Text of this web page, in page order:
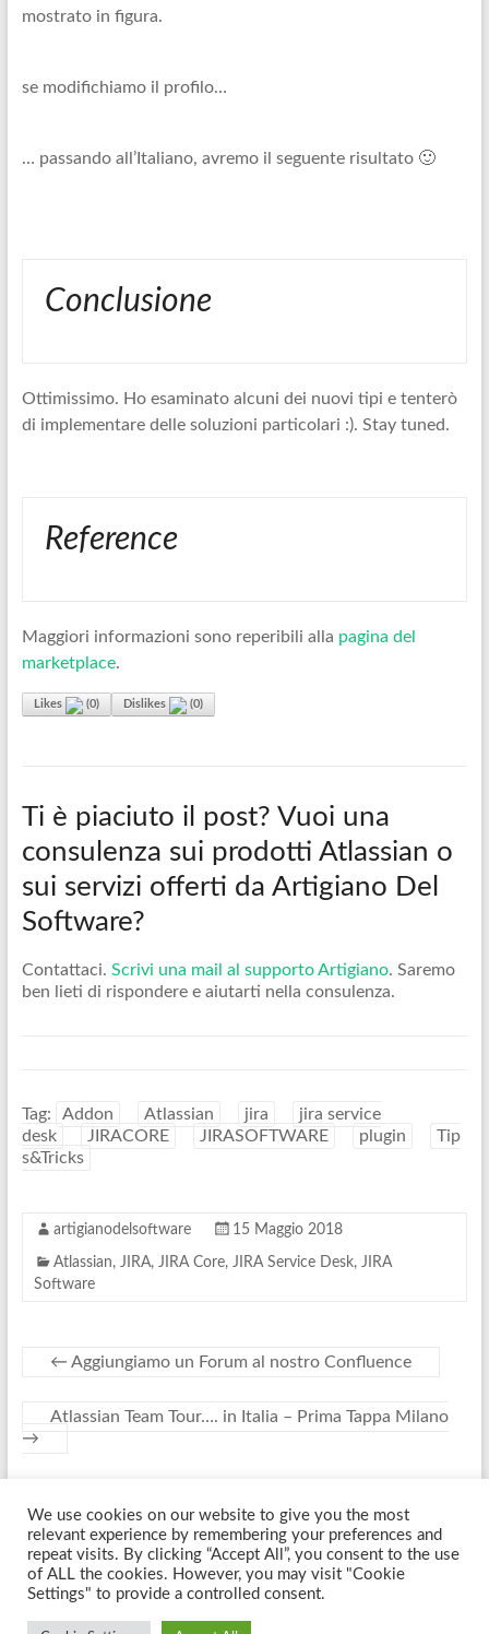
mostrato in figura.
se modifichiamo il profilo…
… passando all’Italiano, avremo il seguente risultato 🙂
Conclusione
Ottimissimo. Ho esaminato alcuni dei nuovi tipi e tenterò
di implementare delle soluzioni particolari :). Stay tuned.
Reference
Maggiori informazioni sono reperibili alla pagina del
marketplace.
Likes (0) Dislikes (0)
Ti è piaciuto il post? Vuoi una
consulenza sui prodotti Atlassian o
sui servizi offerti da Artigiano Del
Software?
Contattaci. Scrivi una mail al supporto Artigiano. Saremo
ben lieti di rispondere e aiutarti nella consulenza.
Tag: Addon Atlassian jira
jira service
desk
JIRACORE JIRASOFTWARE plugin
Tip
s&Tricks
artigianodelsoftware 15 Maggio 2018
Atlassian, JIRA, JIRA Core, JIRA Service Desk, JIRA
Software
← Aggiungiamo un Forum al nostro Confluence
Atlassian Team Tour…. in Italia – Prima Tappa Milano
→
Copyright © 2026Artigiano Del Software. Tutti i diritti riservati. Tema
Spaciousdi ThemeGrill. Sviluppato da:WordPress.
We use cookies on our website to give you the most
relevant experience by remembering your preferences and
repeat visits. By clicking “Accept All”, you consent to the use
of ALL the cookies. However, you may visit "Cookie
Settings" to provide a controlled consent.